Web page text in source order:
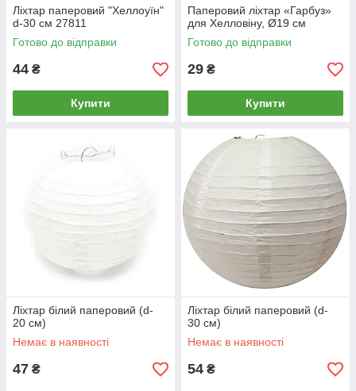
Ліхтар паперовий "Хеллоуїн"
d-30 см 27811
Готово до відправки
44 ₴
Купити
Паперовий ліхтар «Гарбуз»
для Хелловіну, Ø19 см
Готово до відправки
29 ₴
Купити
Ліхтар білий паперовий (d-
20 см)
Немає в наявності
47 ₴
Ліхтар білий паперовий (d-
30 см)
Немає в наявності
54 ₴